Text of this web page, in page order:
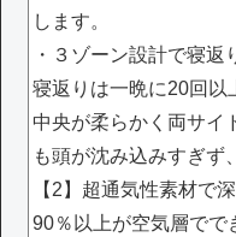
します。
・３ゾーン設計で寝返
寝返りは一晩に20回以
中央が柔らかく両サイ
も頭が沈み込みすぎず
【2】超通気性素材で
90％以上が空気層でで